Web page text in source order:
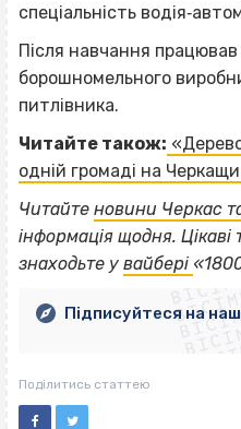
спеціальність
Після навчання
борошномельного
питлівника.
Читайте також:
одній громаді на
Читайте новини Черкас
інформація щодня.
знаходьте у вайбері
Підписуйтеся на
Поділитись статтею